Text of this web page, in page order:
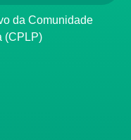
(CPLP)